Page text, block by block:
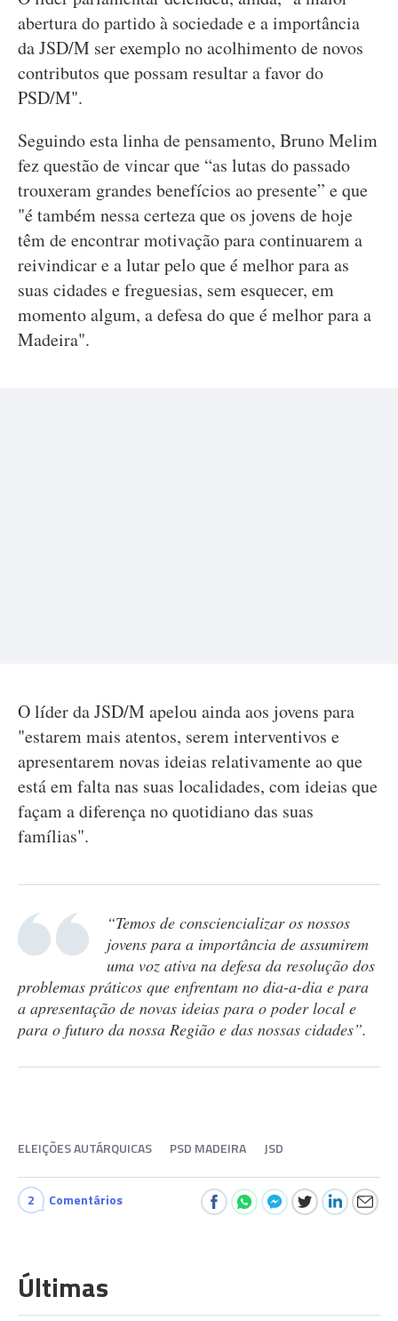
abertura do partido à sociedade e a importância
da JSD/M ser exemplo no acolhimento de novos
contributos que possam resultar a favor do
PSD/M".
Seguindo esta linha de pensamento, Bruno Melim
fez questão de vincar que “as lutas do passado
trouxeram grandes benefícios ao presente” e que
"é também nessa certeza que os jovens de hoje
têm de encontrar motivação para continuarem a
reivindicar e a lutar pelo que é melhor para as
suas cidades e freguesias, sem esquecer, em
momento algum, a defesa do que é melhor para a
Madeira".
O líder da JSD/M apelou ainda aos jovens para
"estarem mais atentos, serem interventivos e
apresentarem novas ideias relativamente ao que
está em falta nas suas localidades, com ideias que
façam a diferença no quotidiano das suas
famílias".
“Temos de consciencializar os nossos
jovens para a importância de assumirem
uma voz ativa na defesa da resolução dos
problemas práticos que enfrentam no dia-a-dia e para
a apresentação de novas ideias para o poder local e
para o futuro da nossa Região e das nossas cidades”.
ELEIÇÕES AUTÁRQUICAS PSD MADEIRA JSD
2 Comentários
Últimas